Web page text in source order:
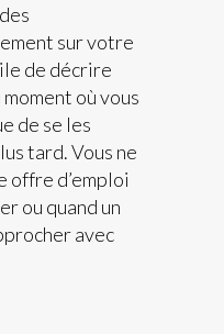
sur votre
de décrire
où vous
de se les
tard. Vous ne
offre d’emploi
ou quand un
avec